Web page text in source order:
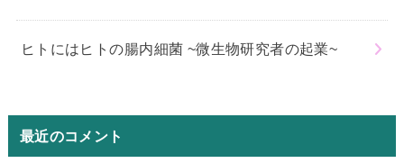
ヒトにはヒトの腸内細菌 ~微生物研究者の起業~
最近のコメント